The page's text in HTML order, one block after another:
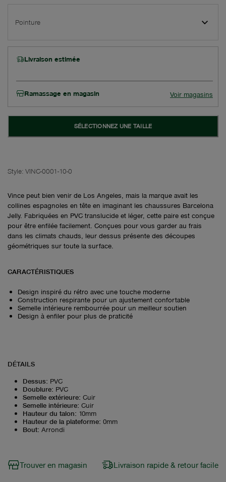
Pointure
Livraison estimée
Ramassage en magasin Voir magasins
SÉLECTIONNEZ UNE TAILLE
Style: VINC-0001-10-0
Vince peut bien venir de Los Angeles, mais la marque avait les
collines espagnoles en tête en imaginant les chaussures Barcelona
Jelly. Fabriquées en PVC translucide et léger, cette paire est conçue
pour être enfilée facilement. Conçues pour vous garder au frais
dans les climats chauds, leur dessus présente des découpes
géométriques sur toute la surface.
CARACTÉRISTIQUES
Design inspiré du rétro avec une touche moderne
Construction respirante pour un ajustement confortable
Semelle intérieure rembourrée pour un meilleur soutien
Design à enfiler pour plus de praticité
DÉTAILS
Dessus: PVC
Doublure: PVC
Semelle extérieure: Cuir
Semelle intérieure: Cuir
Hauteur du talon: 10mm
Hauteur de la plateforme: 0mm
Bout: Arrondi
Trouver en magasin Livraison rapide & retour facile